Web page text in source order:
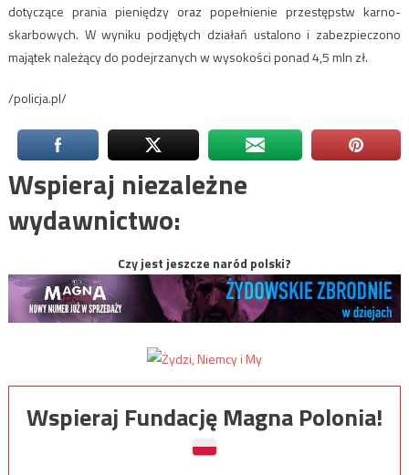
dotyczące prania pieniędzy oraz popełnienie przestępstw karno-
skarbowych. W wyniku podjętych działań ustalono i zabezpieczono
majątek należący do podejrzanych w wysokości ponad 4,5 mln zł.
/policja.pl/
Wspieraj niezależne
wydawnictwo:
Czy jest jeszcze naród polski?
Wspieraj Fundację Magna Polonia!